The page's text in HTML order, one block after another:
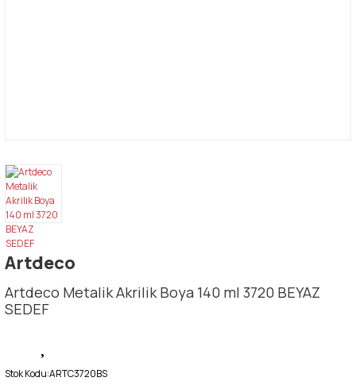
Artdeco
Artdeco Metalik Akrilik Boya 140 ml 3720 BEYAZ
SEDEF
Stok Kodu:ARTC3720BS